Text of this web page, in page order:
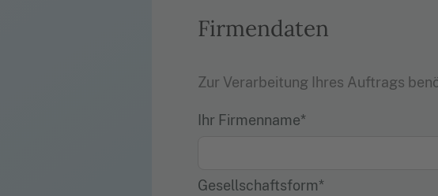
Firmendaten
Zur Verarbeitung Ihres Auftrags
Ihr Firmenname*
Gesellschaftsform*